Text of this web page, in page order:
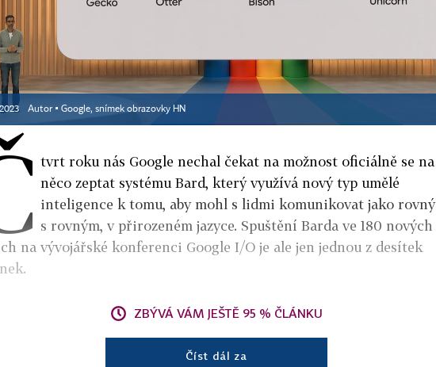
Autor ▪ Google, snímek obrazovky HN
tvrt roku nás Google nechal čekat na možnost oficiálně se na
něco zeptat systému Bard, který využívá nový typ umělé
inteligence k tomu, aby mohl s lidmi komunikovat jako rovný
s rovným, v přirozeném jazyce. Spuštění Barda ve 180 nových
na vývojářské konferenci Google I/O je ale jen jednou z desítek
ZBÝVÁ VÁM JEŠTĚ 95 % ČLÁNKU
Číst dál za